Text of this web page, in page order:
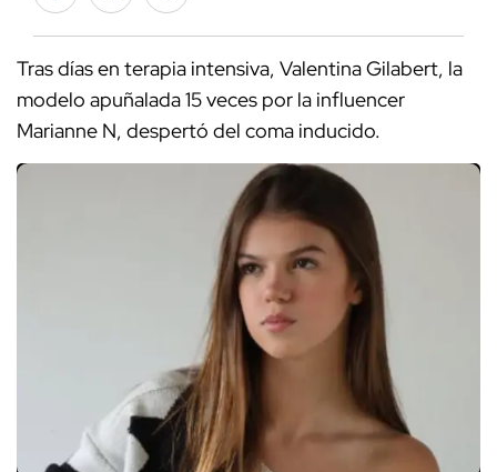
Tras días en terapia intensiva, Valentina Gilabert, la
modelo apuñalada 15 veces por la influencer
Marianne N, despertó del coma inducido.